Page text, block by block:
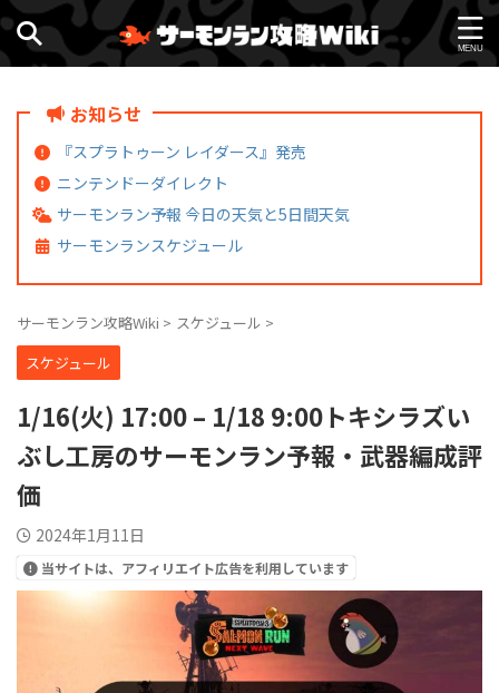
お知らせ
『スプラトゥーン レイダース』発売
ニンテンドーダイレクト
サーモンラン予報 今日の天気と5日間天気
サーモンランスケジュール
サーモンラン攻略Wiki > スケジュール >
スケジュール
1/16(火) 17:00 – 1/18 9:00トキシラズい
ぶし工房のサーモンラン予報・武器編成評
価
2024年1月11日
当サイトは、アフィリエイト広告を利用しています